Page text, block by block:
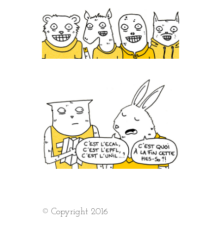
© Copyright 2016